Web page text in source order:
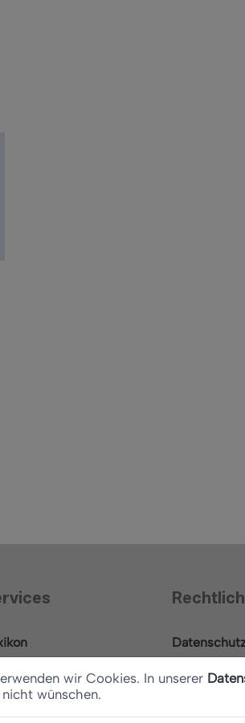
wir Cookies. In unserer
wünschen.